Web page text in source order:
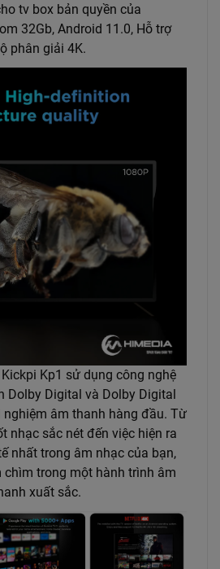
tv box bản quyền của
32Gb, Android 11.0, Hỗ trợ
phân giải 4K.
Kp1 sử dụng công nghệ
Dolby Digital và Dolby Digital
nghiệm âm thanh hàng đầu. Từ
nhạc sắc nét đến việc hiện ra
nhất trong âm nhạc của bạn,
chìm trong một hành trình âm
xuất sắc.